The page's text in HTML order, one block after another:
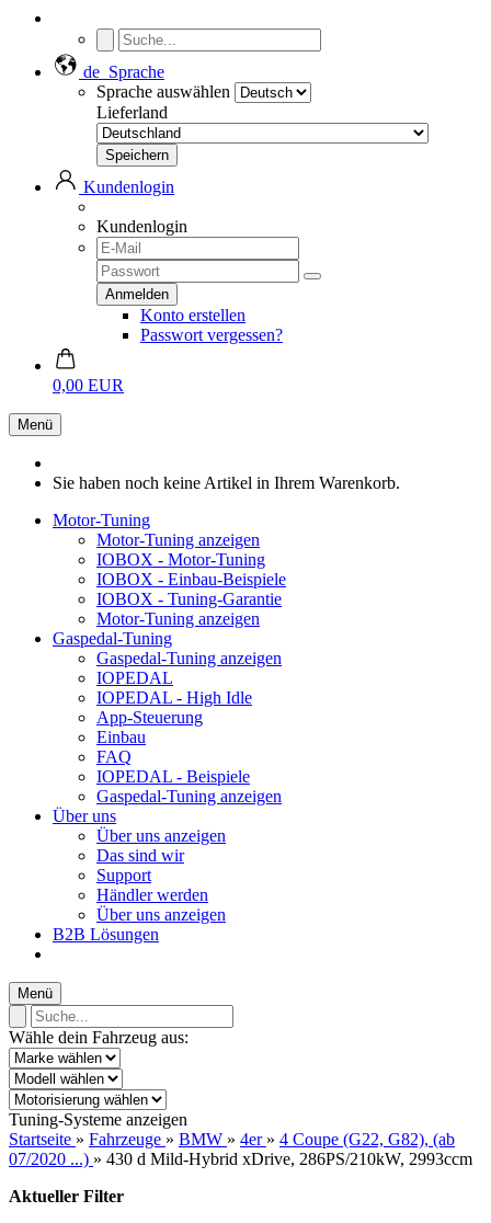
de Sprache
Sprache auswählen
Lieferland
Kundenlogin
Kundenlogin
Konto erstellen
Passwort vergessen?
0,00 EUR
Menü
Sie haben noch keine Artikel in Ihrem Warenkorb.
Motor-Tuning
Motor-Tuning anzeigen
IOBOX - Motor-Tuning
IOBOX - Einbau-Beispiele
IOBOX - Tuning-Garantie
Motor-Tuning anzeigen
Gaspedal-Tuning
Gaspedal-Tuning anzeigen
IOPEDAL
IOPEDAL - High Idle
App-Steuerung
Einbau
FAQ
IOPEDAL - Beispiele
Gaspedal-Tuning anzeigen
Über uns
Über uns anzeigen
Das sind wir
Support
Händler werden
Über uns anzeigen
B2B Lösungen
Menü
Wähle dein Fahrzeug aus:
Tuning-Systeme anzeigen
Startseite » Fahrzeuge » BMW » 4er » 4 Coupe (G22, G82), (ab
07/2020 ...) » 430 d Mild-Hybrid xDrive, 286PS/210kW, 2993ccm
Aktueller Filter